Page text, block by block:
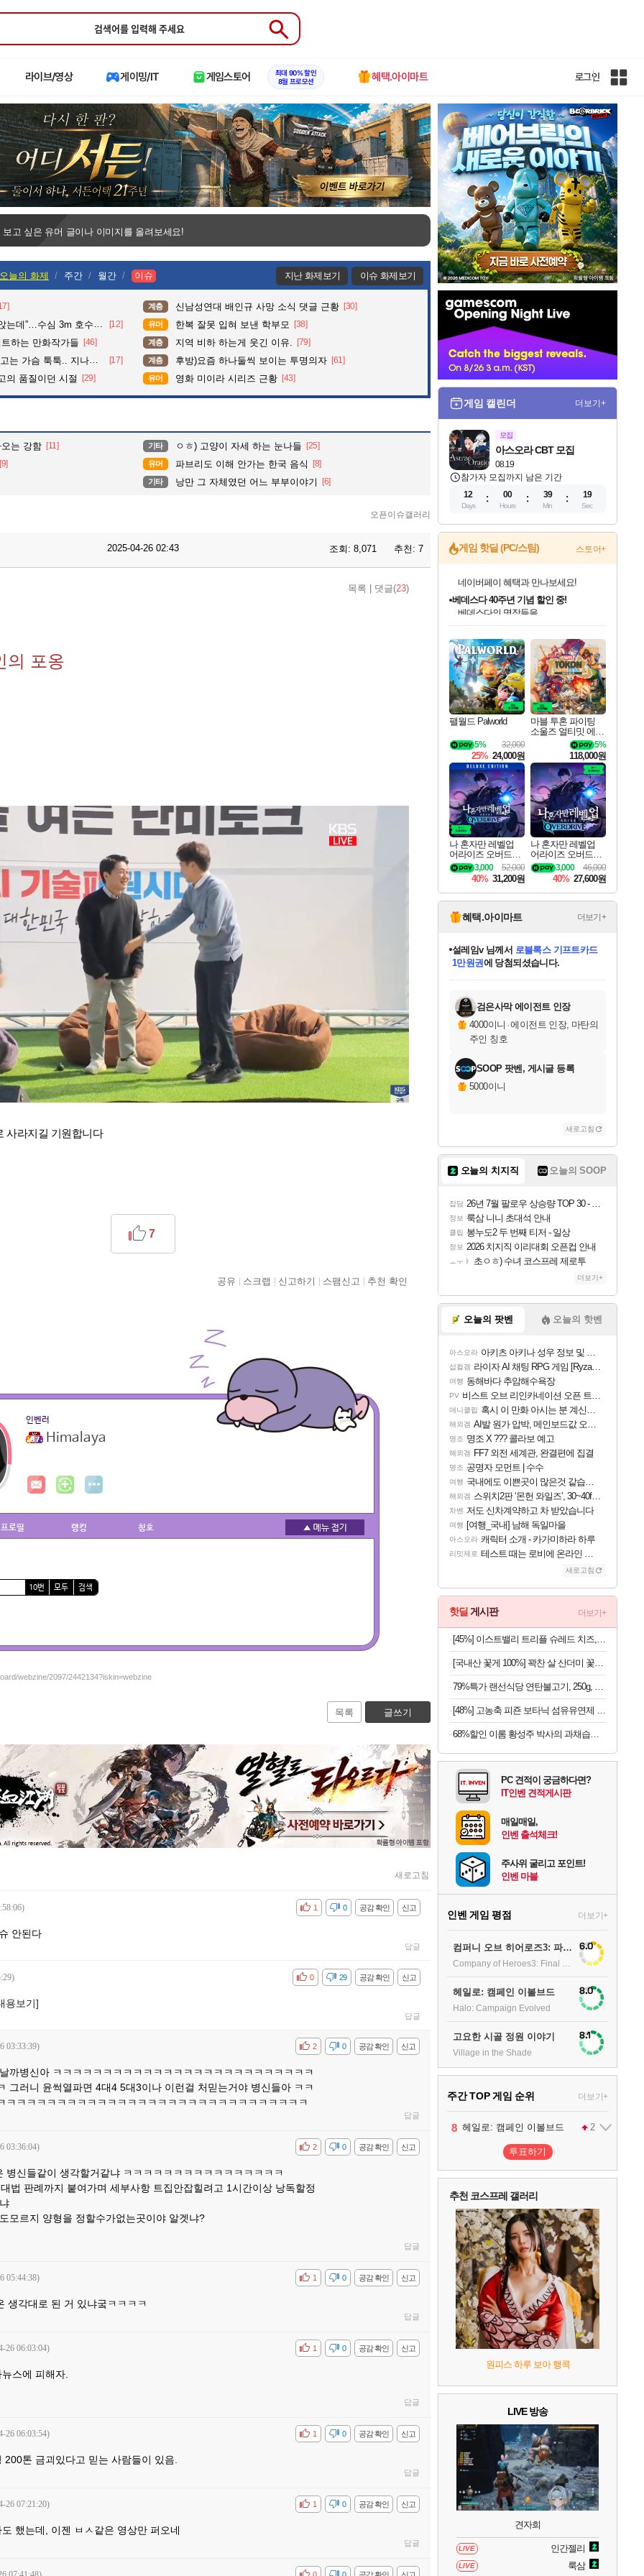
Submit
라이브/영상 게이밍/IT 게임스토어
최대 90% 할인
8월 프로모션
혜택.아이마트 로그인
인
보고 싶은 유머 글이나 이미지를 올려보세요!
오늘의 화제 주간 월간 이슈 지난 화제보기 이슈 화제보기
계층 신남성연대 배인규 사망 소식 댓글 근황 [30]
심 3m 호수 뛰어든 60대 의인 [12] 유머 한복 잘못 입혀 보낸 학부모 [38]
하는 만화작가들 [46] 계층 지역 비하 하는게 웃긴 이유. [79]
툭툭.. 지나가던 아재의 정체 [17] 계층 후방)요즘 하나둘씩 보이는 투명의자 [61]
의 품질이던 시절 [29] 유머 영화 미이라 시리즈 근황 [43]
는 강함 [11] 기타 ㅇㅎ) 고양이 자세 하는 눈나들
[25]
유머 파브리도 이해 안가는 한국 음식 [8]
기타 낭만 그 자체였던 어느 부부이야기 [6]
오픈이슈갤러리
2025-04-26 02:43 조회: 8,071 추천: 7
목록 댓글(23)
의 포옹
사라지길 기원합니다
7
공유 스크랩 신고하기 스팸신고 추천 확인
인벤러
Himalaya
프로필 랭킹 칭호
10번 모두 검색
webzine/2097/2442134?iskin=webzine
목록 글쓰기
새로고침
신고
공감 확인
비공감 0
1
안된다
답글
신고
공감 확인
비공감 29
0
용보기]
답글
03:33:39) 신고
공감 확인
비공감 0
2
까병신아 ㅋㅋㅋㅋㅋㅋㅋㅋㅋㅋㅋㅋㅋㅋㅋㅋㅋㅋㅋㅋㅋㅋㅋㅋㅋㅋ
그러니 윤썩열파면 4대4 5대3이나 이런걸 처믿는거야 병신들아 ㅋㅋ
ㅋㅋㅋㅋㅋㅋㅋㅋㅋㅋㅋㅋㅋㅋㅋㅋㅋㅋㅋㅋㅋㅋㅋㅋㅋㅋㅋㅋㅋㅋ
답글
03:36:04) 신고
공감 확인
비공감 0
2
병신들같이 생각할거같냐 ㅋㅋㅋㅋㅋㅋㅋㅋㅋㅋㅋㅋㅋㅋㅋㅋ
법 판례까지 붙여가며 세부사항 트집안잡힐려고 1시간이상 낭독할정
모르지 양형을 정할수가없는곳이야 알겟냐?
답글
05:44:38) 신고
공감 확인
비공감 0
1
생각대로 된 거 있냐궄ㅋㅋㅋㅋ
답글
26 06:03:04) 신고
공감 확인
비공감 0
1
스에 피해자.
답글
26 06:03:54) 신고
공감 확인
비공감 0
1
톤 금괴있다고 믿는 사람들이 있음.
답글
26 07:21:20) 신고
공감 확인
비공감 0
1
했는데, 이젠 ㅂㅅ같은 영상만 퍼오네
답글
벤
게임 캘린더 더보기+
모집
08.19
아스오라 CBT 모집
참가자 모집까지 남은 기간
12
Days
00
Hours
39
Min
17
Sec
게임 핫딜 (PC/스팀) 스토어+
최대 90% 할인가를 만나보세요!
네이버혜택과 함께 만나보세요!
50%할인&추가 적립까지!
이니&베니 혜택까지!
네이버 혜택가와 함께 예약하세요!
할인&네이버혜택으로 만나보세요!
네이버페이 혜택과 만나보세요!
베데스다 40주년 기념 할인 중!
베데스다의 명작들을
40주년 프로모션으로 만나보세요!
네이버 포인트 혜택까지!
할인가에 만나보세요!
일부 에디션 상시 할인!
혜택으로 예약 판매 중
편안하게 충전하세요
팰월드 Palworld
32,000
5%
25% 24,000원
마블 투혼 파이팅
소울즈 얼티밋 에디
션 예약구매 MARV
EL Tokon Fighting S
ouls Ultimate Edition
Pre-Purchase
5%
118,000원
나 혼자만 레벨업
어라이즈 오버드라
이브 디럭스 에디션
Solo Leveling Arise
Overdrive Deluxe Edi
tion
52,000
3,000
40% 31,200원
나 혼자만 레벨업
어라이즈 오버드라
이브 Solo Leveling A
rise
46,000
3,000
40% 27,600원
혜택.아이마트 더보기+
당첨되셨습니다.
당첨되셨습니다.
어느덧님께서엘든 링 밤의 통치자
디럭스 에디션 (스팀코드)에
당첨되셨습니다.
에디션 (스팀코드)를 교환.
당첨되셨습니다.
당첨되셨습니다.
당첨되셨습니다.
당첨되셨습니다.
검은사막 에이전트 인장
4000이니 ·에이전트 인장, 마탄의
주인 칭호
SOOP 팟벤, 게시글 등록
5000이니
새로고침
오늘의 치지직 오늘의 SOOP
잡담 26년 7월 팔로우 상승량 TOP 30 - 월간 치지직
정보 룩삼 니니 초대석 안내
클립 봉누도2 두 번째 티저 - 일상
정보 2026 치지직 이리대회 오픈컵 안내
ㅗㅜㅑ 초ㅇㅎ) 수녀 코스프레 제로투
더보기+
오늘의 팟벤 오늘의 핫벤
아스오라 아키츠 아키나 성우 정보 및 주요 필모
섭컬겜 라이자 AI 채팅 RPG 게임 [RyzaChat: AI] 공개
여행 동해바다 추암해수욕장
PV 비스트 오브 리인카네이션 오픈 트레일러
애니클립 혹시 이 만화 아시는 분 계신가요
해외겜 AI발 원가 압박, 메인보드값 오르나
명조 명조 X ??? 콜라보 예고
해외겜 FF7 외전 세계관, 완결편에 집결
명조 공명자 모먼트 | 수수
여행 국내에도 이쁜곳이 많은것 같습니다
해외겜 스위치2판 ‘몬헌 와일즈’, 30~40fps 목표 추정
차벤 저도 신차계약하고 차 받았습니다
여행 [여행_국내] 남해 독일마을
아스오라 캐릭터 소개 - 카가미하라 하루
리밋제로 테스트 때는 로비에 온라인 기능이 있는데
새로고침
핫딜 게시판 더보기+
[45%] 이스트밸리 트리플 슈레드 치즈, 1kg, 1개
[국내산 꽃게 100%] 꽉찬 살 산더미 꽃게탕
79%특가 랜선식당 연탄불고기, 250g, 4개
[48%] 고농축 피죤 보타닉 섬유유연제 프리지아 자몽, 1.3L, 4개
68%할인 이롬 황성주 박사의 과채습관 퍼플, 190ml, 16개
PC 견적이 궁금하다면?
IT인벤 견적게시판
매일매일,
인벤 출석체크!
주사위 굴리고 포인트!
인벤 마블
인벤 게임 평점 더보기+
컴퍼니 오브 히어로즈3: 파이널 스탠드 6.0
헤일로: 캠페인 이볼브드
Halo: Campaign Evolved
8.0
고요한 시골 정원 이야기
Village in the Shade
8.1
주간 TOP 게임 순위 더보기+
1 팰월드
2 1
3 프로야구스피리츠2026 2
4 드래곤소드 : 어웨이크닝 2
5 블라인드 삼국 1
6 1
7 리듬 천국 미라클 스타즈 2
8 헤일로: 캠페인 이볼브드 2
9 캡틴 츠바사 2 월드 파이터즈
10 레고 배트맨: 레거시 오브 더 다크 나이트
투표하기
추천 코스프레 갤러리
원피스 하루 보아 행콕
LIVE 방송
견자희
LIVE 인간젤리
LIVE 룩삼